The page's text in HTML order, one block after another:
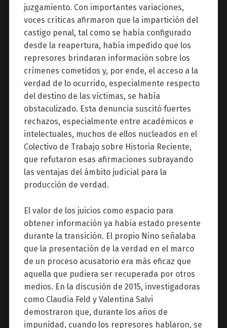
juzgamiento. Con importantes variaciones,
voces críticas afirmaron que la impartición del
castigo penal, tal como se había configurado
desde la reapertura, había impedido que los
represores brindaran información sobre los
crímenes cometidos y, por ende, el acceso a la
verdad de lo ocurrido, especialmente respecto
del destino de las víctimas, se había
obstaculizado. Esta denuncia suscitó fuertes
rechazos, especialmente entre académicos e
intelectuales, muchos de ellos nucleados en el
Colectivo de Trabajo sobre Historia Reciente,
que refutaron esas afirmaciones subrayando
las ventajas del ámbito judicial para la
producción de verdad.
El valor de los juicios como espacio para
obtener información ya había estado presente
durante la transición. El propio Nino señalaba
que la presentación de la verdad en el marco
de un proceso acusatorio era más eficaz que
aquella que pudiera ser recuperada por otros
medios. En la discusión de 2015, investigadoras
como Claudia Feld y Valentina Salvi
demostraron que, durante los años de
impunidad, cuando los represores hablaron, se